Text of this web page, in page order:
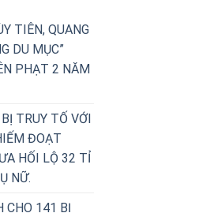
TIÊN, QUANG
DU MỤC”
PHẠT 2 NĂM
TRUY TỐ VỚI
ĐOẠT
HỐI LỘ 32 TỈ
NỮ.
CHO 141 BỊ